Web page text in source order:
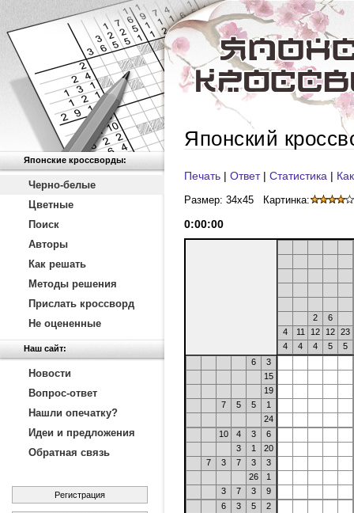
Японские кроссворды:
Черно-белые
Цветные
Поиск
Авторы
Как решать
Методы решения
Прислать кроссворд
Не оцененные
Наш сайт:
Новости
Вопрос-ответ
Нашли опечатку?
Идеи и предложения
Обратная связь
Регистрация
Японский
Печать | Ответ| Статистика |
Размер: 34x45 Картинка:
0:00:00
2
6
4
11 12 12 23
4
4 4 5
5
6
3
15
19
7
5 5
1
24
10
4 3
6
3
1
20
7
3 7 3
3
26
1
3
7 3
9
6
3 5
2